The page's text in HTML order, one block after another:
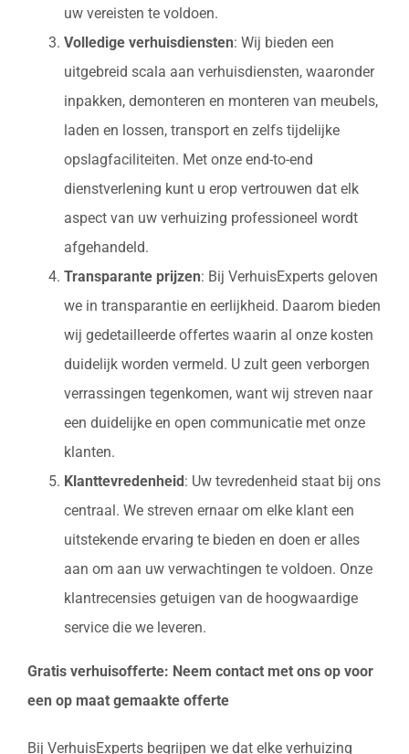
uw vereisten te voldoen.
Volledige verhuisdiensten: Wij bieden een
uitgebreid scala aan verhuisdiensten, waaronder
inpakken, demonteren en monteren van meubels,
laden en lossen, transport en zelfs tijdelijke
opslagfaciliteiten. Met onze end-to-end
dienstverlening kunt u erop vertrouwen dat elk
aspect van uw verhuizing professioneel wordt
afgehandeld.
Transparante prijzen: Bij VerhuisExperts geloven
we in transparantie en eerlijkheid. Daarom bieden
wij gedetailleerde offertes waarin al onze kosten
duidelijk worden vermeld. U zult geen verborgen
verrassingen tegenkomen, want wij streven naar
een duidelijke en open communicatie met onze
klanten.
Klanttevredenheid : Uw tevredenheid staat bij ons
centraal. We streven ernaar om elke klant een
uitstekende ervaring te bieden en doen er alles
aan om aan uw verwachtingen te voldoen. Onze
klantrecensies getuigen van de hoogwaardige
service die we leveren.
Gratis verhuisofferte: Neem contact met ons op voor
een op maat gemaakte offerte
Bij VerhuisExperts begrijpen we dat elke verhuizing